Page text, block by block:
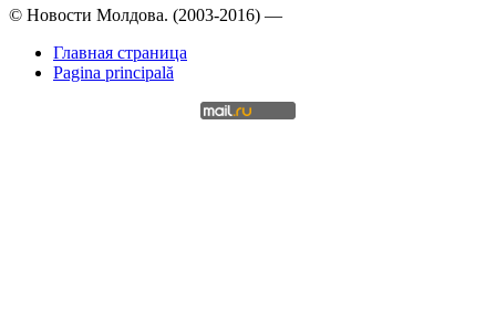
© Новости Молдова. (2003-2016) —
Главная страница
Pagina principală